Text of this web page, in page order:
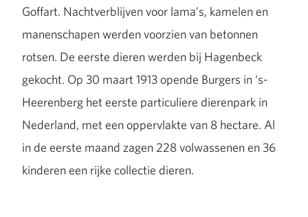
Goffart. Nachtverblijven voor lama’s, kamelen en
manenschapen werden voorzien van betonnen
rotsen. De eerste dieren werden bij Hagenbeck
gekocht. Op 30 maart 1913 opende Burgers in ‘s-
Heerenberg het eerste particuliere dierenpark in
Nederland, met een oppervlakte van 8 hectare. Al
in de eerste maand zagen 228 volwassenen en 36
kinderen een rijke collectie dieren.